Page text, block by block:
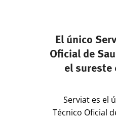
El único
Oficial de
el sureste
Serviat es el
Técnico Oficial